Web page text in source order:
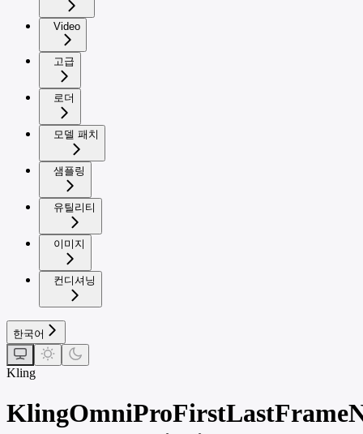
Video
고급
로더
모델 패치
샘플링
유틸리티
이미지
컨디셔닝
한국어
Kling